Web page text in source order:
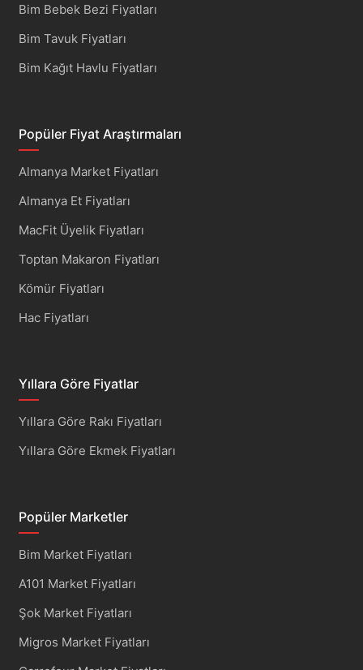
Bim Bebek Bezi Fiyatları
Bim Tavuk Fiyatları
Bim Kağıt Havlu Fiyatları
Popüler Fiyat Araştırmaları
Almanya Market Fiyatları
Almanya Et Fiyatları
MacFit Üyelik Fiyatları
Toptan Makaron Fiyatları
Kömür Fiyatları
Hac Fiyatları
Yıllara Göre Fiyatlar
Yıllara Göre Rakı Fiyatları
Yıllara Göre Ekmek Fiyatları
Popüler Marketler
Bim Market Fiyatları
A101 Market Fiyatları
Şok Market Fiyatları
Migros Market Fiyatları